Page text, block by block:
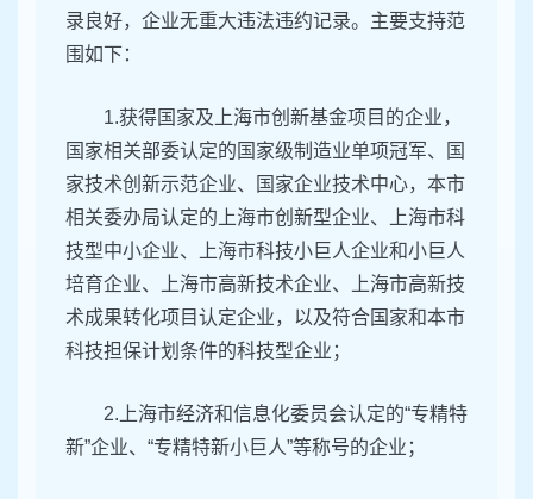
录良好，企业无重大违法违约记录。主要支持范
围如下：
1.获得国家及上海市创新基金项目的企业，
国家相关部委认定的国家级制造业单项冠军、国
家技术创新示范企业、国家企业技术中心，本市
相关委办局认定的上海市创新型企业、上海市科
技型中小企业、上海市科技小巨人企业和小巨人
培育企业、上海市高新技术企业、上海市高新技
术成果转化项目认定企业，以及符合国家和本市
科技担保计划条件的科技型企业；
2.上海市经济和信息化委员会认定的“专精特
新”企业、“专精特新小巨人”等称号的企业；